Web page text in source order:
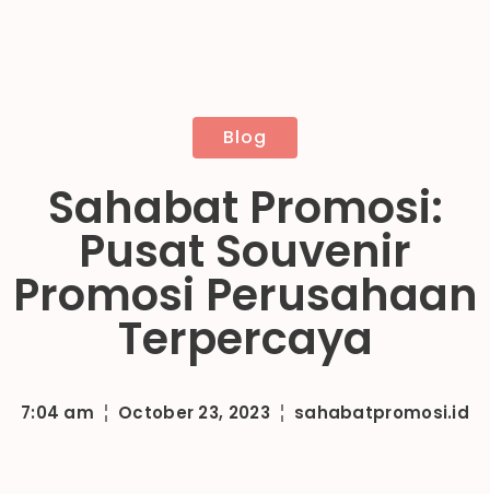
Blog
Sahabat Promosi:
Pusat Souvenir
Promosi Perusahaan
Terpercaya
7:04 am October 23, 2023 sahabatpromosi.id